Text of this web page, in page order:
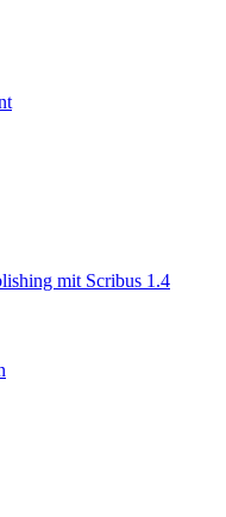
mit Scribus 1.4